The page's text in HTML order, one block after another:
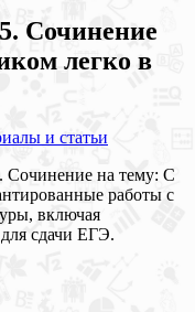
Сочинение
легко в
и статьи
Сочинение на тему: С
работы с
включая
сдачи ЕГЭ.